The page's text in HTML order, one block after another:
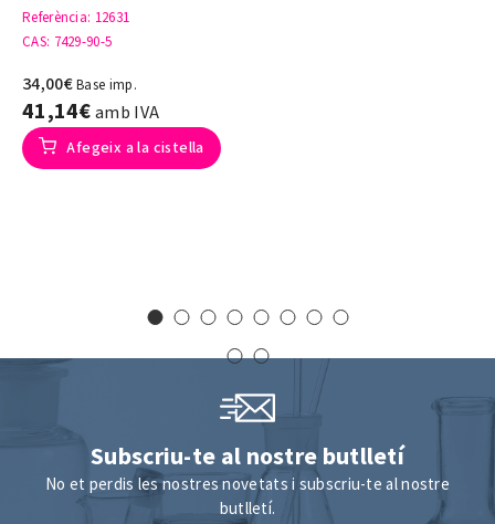
Referència: 12631
CAS: 7429-90-5
34,00€Base imp.
41,14€amb IVA
Afegeix a la cistella
Subscriu-te al nostre butlletí
No et perdis les nostres novetats i subscriu-te al nostre
butlletí.